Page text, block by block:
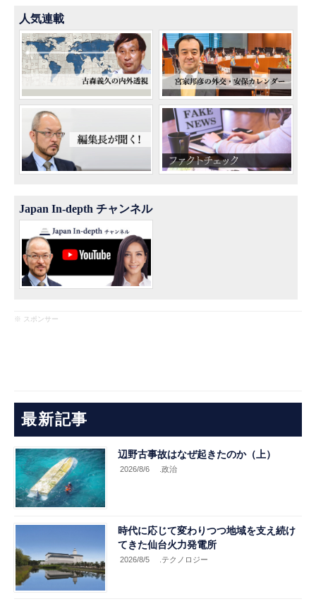
人気連載
Japan In-depth チャンネル
※ スポンサー
最新記事
辺野古事故はなぜ起きたのか（上）
2026/8/6 .政治
時代に応じて変わりつつ地域を支え続け
てきた仙台火力発電所
2026/8/5 .テクノロジー